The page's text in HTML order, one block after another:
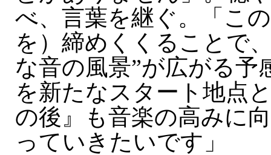
べ、言葉を継ぐ。「こ
を）締めくくることで
な音の風景”が広がる予
を新たなスタート地点
の後』も音楽の高みに
っていきたいです」